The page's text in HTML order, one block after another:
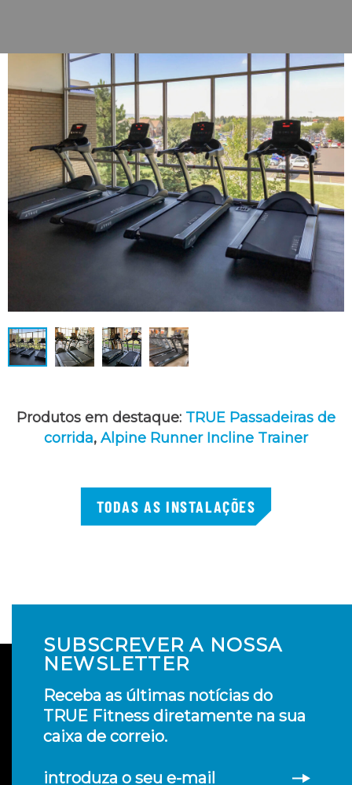
Produtos em destaque: TRUE Passadeiras de
corrida, Alpine Runner Incline Trainer
TODAS AS INSTALAÇÕES
SUBSCREVER A NOSSA
NEWSLETTER
Receba as últimas notícias do
TRUE Fitness diretamente na sua
caixa de correio.
introduza o seu e-mail